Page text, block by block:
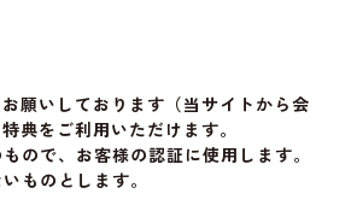
願いしております（当サイトから会
典をご利用いただけます。
ので、お客様の認証に使用します。
ものとします。